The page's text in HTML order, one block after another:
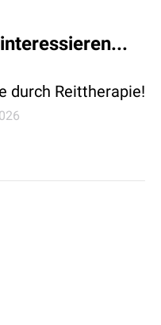
durch Reittherapie!